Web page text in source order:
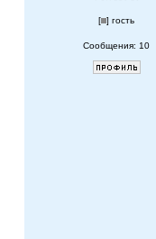
[ ] гость
Сообщения: 10